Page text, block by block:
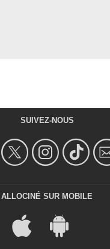
SUIVEZ-NOUS
ALLOCINÉ SUR MOBILE